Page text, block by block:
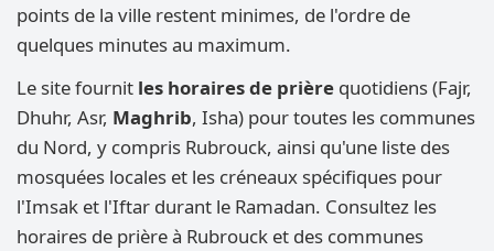
points de la ville restent minimes, de l'ordre de
quelques minutes au maximum.
Le site fournit les horaires de prière quotidiens (Fajr,
Dhuhr, Asr, Maghrib, Isha) pour toutes les communes
du Nord, y compris Rubrouck, ainsi qu'une liste des
mosquées locales et les créneaux spécifiques pour
l'Imsak et l'Iftar durant le Ramadan. Consultez les
horaires de prière à Rubrouck et des communes